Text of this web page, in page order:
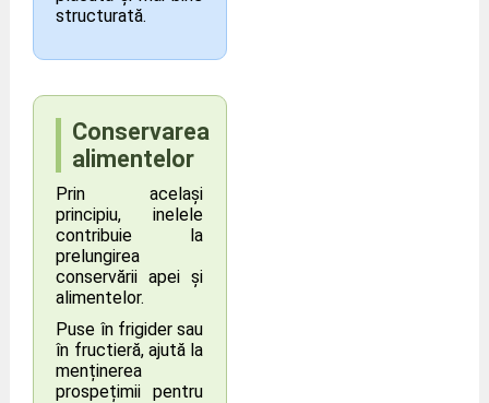
structurată.
Conservarea
alimentelor
Prin același
principiu, inelele
contribuie la
prelungirea
conservării apei și
alimentelor.
Puse în frigider sau
în fructieră, ajută la
menținerea
prospețimii pentru